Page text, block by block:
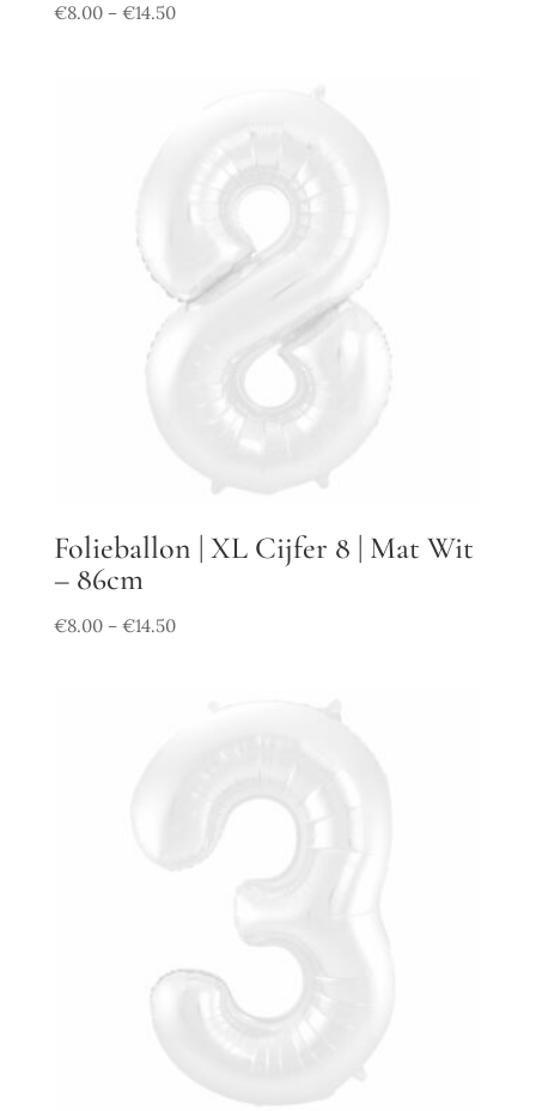
€8.00– €14.50
Folieballon | XL Cijfer 8 | Mat Wit
– 86cm
€8.00– €14.50